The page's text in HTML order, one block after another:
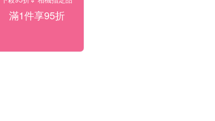
滿1件享95折